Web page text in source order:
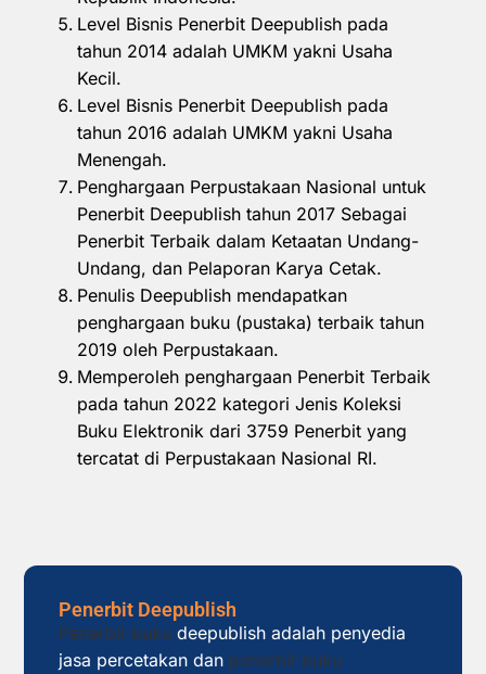
Level Bisnis Penerbit Deepublish pada
tahun 2014 adalah UMKM yakni Usaha
Kecil.
Level Bisnis Penerbit Deepublish pada
tahun 2016 adalah UMKM yakni Usaha
Menengah.
Penghargaan Perpustakaan Nasional untuk
Penerbit Deepublish tahun 2017 Sebagai
Penerbit Terbaik dalam Ketaatan Undang-
Undang, dan Pelaporan Karya Cetak.
Penulis Deepublish mendapatkan
penghargaan buku (pustaka) terbaik tahun
2019 oleh Perpustakaan.
Memperoleh penghargaan Penerbit Terbaik
pada tahun 2022 kategori Jenis Koleksi
Buku Elektronik dari 3759 Penerbit yang
tercatat di Perpustakaan Nasional RI.
Penerbit Deepublish
Penerbit buku deepublish adalah penyedia
jasa percetakan dan penerbit buku